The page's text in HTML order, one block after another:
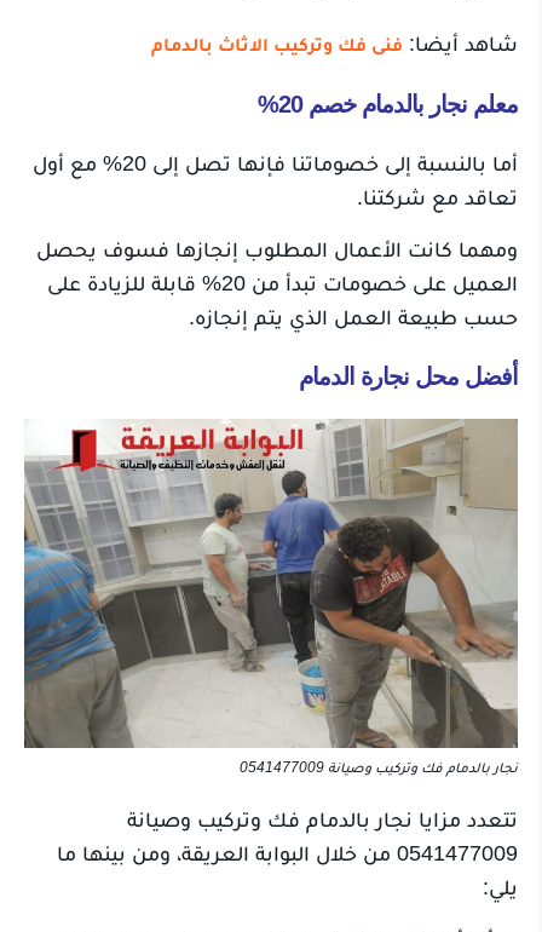
شاهد أيضا: فنى فك وتركيب الاثاث بالدمام
معلم نجار بالدمام خصم 20%
أما بالنسبة إلى خصوماتنا فإنها تصل إلى 20% مع أول
تعاقد مع شركتنا.
ومهما كانت الأعمال المطلوب إنجازها فسوف يحصل
العميل على خصومات تبدأ من 20% قابلة للزيادة على
حسب طبيعة العمل الذي يتم إنجازه.
أفضل محل نجارة الدمام
نجار بالدمام فك وتركيب وصيانة 0541477009
تتعدد مزايا نجار بالدمام فك وتركيب وصيانة
0541477009 من خلال البوابة العريقة، ومن بينها ما
يلي: